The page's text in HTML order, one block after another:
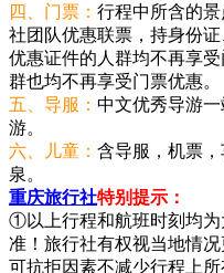
四、门票： 行程中所含的
社团队优惠联票，持身份
优惠证件的人群均不再享
群也均不再享受门票优惠。
五、导服： 中文优秀导游
游。
六、儿童： 含导服，机票
泉。
重庆旅行社特别提示：
①以上行程和航班时刻均为
准！旅行社有权视当地情
可抗拒因素不减少行程上所